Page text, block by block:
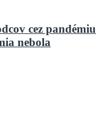
cez pandémiu
nebola